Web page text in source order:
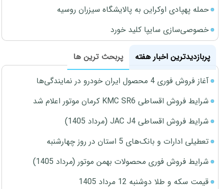
حمله پهپادی اوکراین به پالایشگاه سیزران روسیه
خصوصی‌سازی سایپا کلید خورد
پربازدیدترین اخبار هفته
پربحث ترین ها
آغاز فروش فوری 4 محصول ایران خودرو در نمایندگی‌ها
شرایط فروش اقساطی KMC SR6 کرمان موتور اعلام شد
شرایط فروش اقساطی JAC J4 (مرداد 1405)
تعطیلی ادارات و بانک‌های 5 استان در روز چهارشنبه
شرایط فروش فوری محصولات بهمن موتور (مرداد 1405)
قیمت سکه و طلا دوشنبه 12 مرداد 1405